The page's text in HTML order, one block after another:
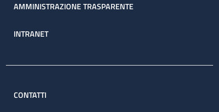
AMMINISTRAZIONE TRASPARENTE
INTRANET
CONTATTI